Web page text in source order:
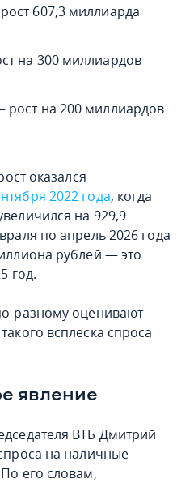
607,3 миллиарда
на 300 миллиардов
рост на 200 миллиардов
оказался
2022 года, когда
на 929,9
по апрель 2026 года
рублей — это
год.
разному оценивают
всплеска спроса
явление
ВТБ Дмитрий
на наличные
его словам,